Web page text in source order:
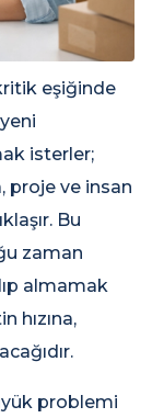
eşiğinde
isterler;
proje ve insan
Bu
zaman
almamak
hızına,
problemi